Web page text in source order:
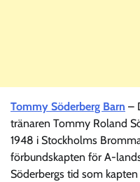
Tommy Söderberg Barn –
tränaren Tommy Roland
1948 i Stockholms
förbundskapten för A-
Söderbergs tid som